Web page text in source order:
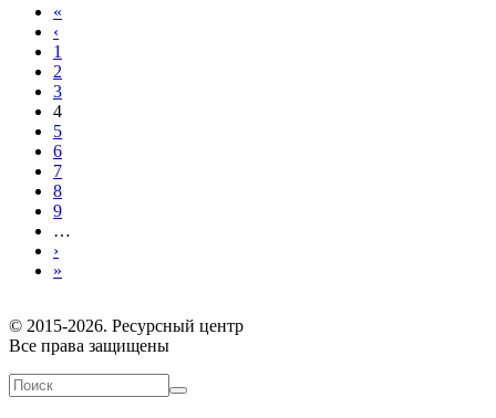
«
‹
1
2
3
4
5
6
7
8
9
…
›
»
© 2015-2026. Ресурсный центр
Все права защищены